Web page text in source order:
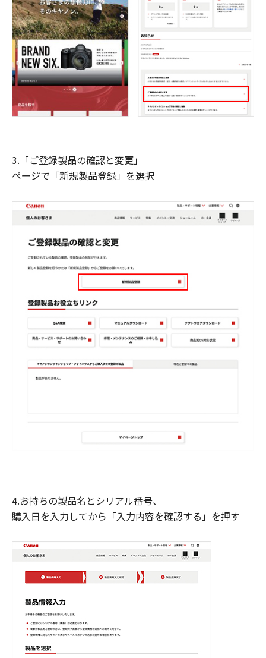
3.「ご登録製品の確認と変更」
ページで「新規製品登録」を選択
4.お持ちの製品名とシリアル番号、
購入日を入力してから「入力内容を確認する」を押す